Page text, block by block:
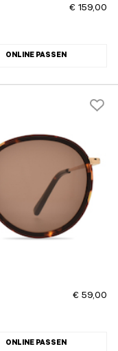
€ 159,00
ONLINE PASSEN
€ 59,00
ONLINE PASSEN